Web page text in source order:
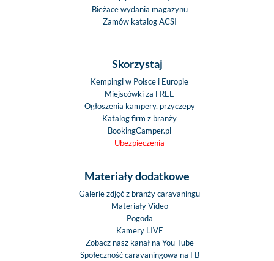
Bieżace wydania magazynu
Zamów katalog ACSI
Skorzystaj
Kempingi w Polsce i Europie
Miejscówki za FREE
Ogłoszenia kampery, przyczepy
Katalog firm z branży
BookingCamper.pl
Ubezpieczenia
Materiały dodatkowe
Galerie zdjęć z branży caravaningu
Materiały Video
Pogoda
Kamery LIVE
Zobacz nasz kanał na You Tube
Społeczność caravaningowa na FB